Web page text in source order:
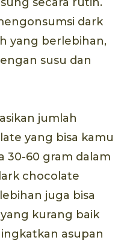
dark
yang berlebihan,
susu dan
jumlah
yang bisa kamu
30-60 gram dalam
chocolate
juga bisa
kurang baik
asupan